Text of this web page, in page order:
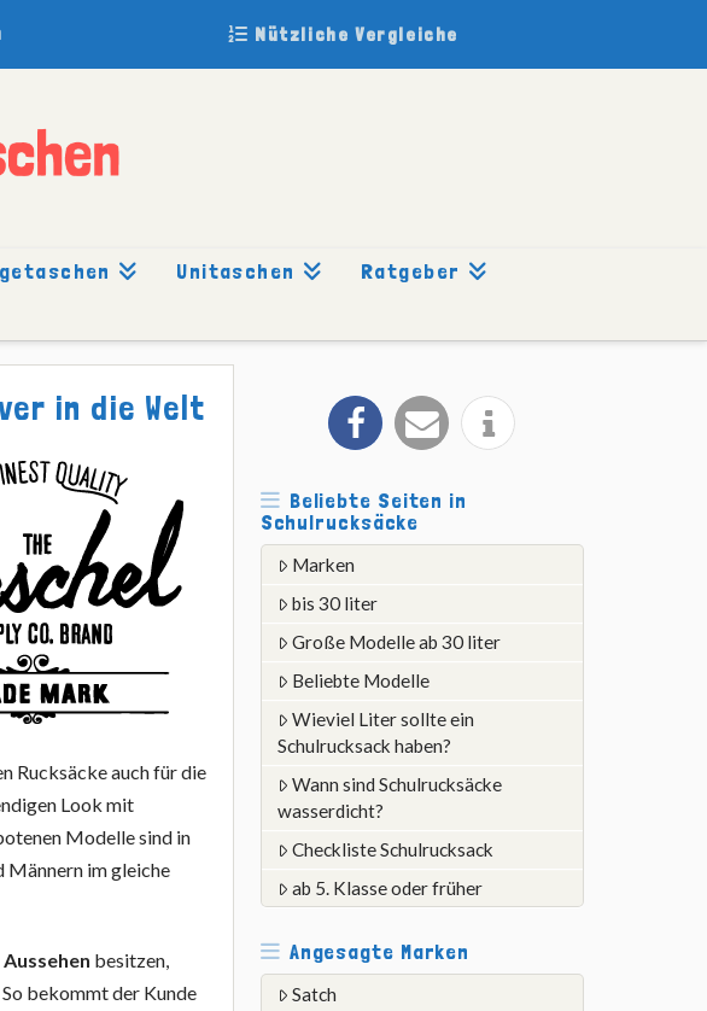
Nützliche Vergleiche
Unitaschen
Ratgeber
in die Welt
Rucksäcke auch für die
Look mit
Modelle sind in
Männern im gleiche
besitzen,
bekommt der Kunde
Beliebte Seiten in
Schulrucksäcke
Marken
bis 30 liter
Große Modelle ab 30 liter
Beliebte Modelle
Wieviel Liter sollte ein
Schulrucksack haben?
Wann sind Schulrucksäcke
wasserdicht?
Checkliste Schulrucksack
ab 5. Klasse oder früher
Angesagte Marken
Satch